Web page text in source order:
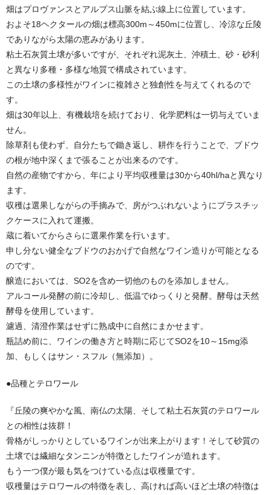
畑はプロヴァンスとアルプス山脈を結ぶ線上に位置しています。
およそ18ヘクタールの畑は標高300m～450mに位置し、冷涼な丘陵
でありながら太陽の恵みがあります。
粘土石灰質土壌が多いですが、それぞれ泥灰土、沖積土、砂・砂利
と異なり多種・多様な地質で構成されています。
この土壌の多様性がワインに複雑さと独創性を与えてくれるので
す。
畑は30年以上、有機栽培を続けており、化学肥料は一切与えていま
せん。
除草剤も使わず、自分たちで鋤き返し、耕作を行うことで、ブドウ
の根が地中深くまで張ることが出来るのです。
自然の産物ですから、年により平均収穫量は30から40hl/haと異なり
ます。
収穫は選果しながらの手摘みで、房がつぶれないようにプラスチッ
クケースに入れて運搬。
蔵に着いてからさらに選果作業を行います。
申し分ない健全なブドウのおかげで自然なワイン造りが可能となる
のです。
醸造においては、SO2を含め一切他のものを添加しません。
アルコール発酵の前に冷却し、低温でゆっくりと発酵。酵母は天然
酵母を使用しています。
濾過、清澄作業はせずに熟成中に自然にまかせます。
瓶詰め前に、ワインの働き方と時期に応じてSO2を10～15mg添
加、もしくはサン・スフル（無添加）。
●品種とテロワール
『丘陵の爽やかな風、南仏の太陽、そして粘土石灰質のテロワール
との相性は抜群！
骨格がしっかりとしているワインが出来上がります！そして砂質の
土壌では繊細なタンニンが特徴としたワインが造れます。
もう一つ僕が最も気をつけている点は収穫量です。
収穫量はテロワールの特徴を表し、高ければ高いほど土壌の特徴は